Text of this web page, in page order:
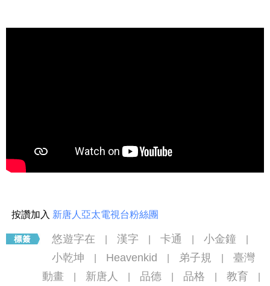
按讚加入 新唐人亞太電視台粉絲團
悠遊字在 漢字 卡通 小金鐘
小乾坤 Heavenkid 弟子規
臺灣
動畫
新唐人 品德 品格 教育